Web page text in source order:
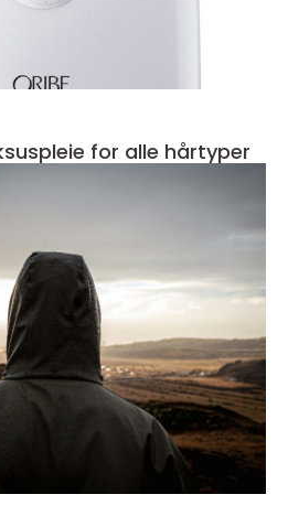
shampoo luksuspleie for alle hårtyper